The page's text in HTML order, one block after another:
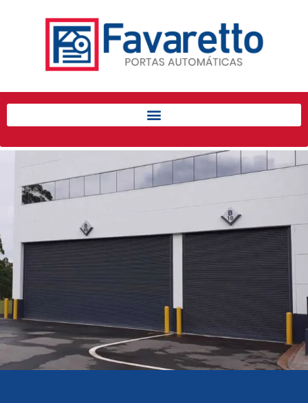
Início
Produtos
Automatizadores
Acessórios Para Portas de
Enrolar
Pintura eletrostática
Portfólio
Contato
Acessórios